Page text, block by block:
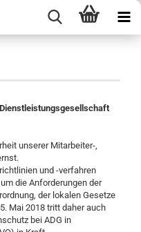
unserer Mitarbeiter-,
und -verfahren
die Anforderungen der
der lokalen Gesetze
Mai 2018 tritt daher auch
bei ADG in